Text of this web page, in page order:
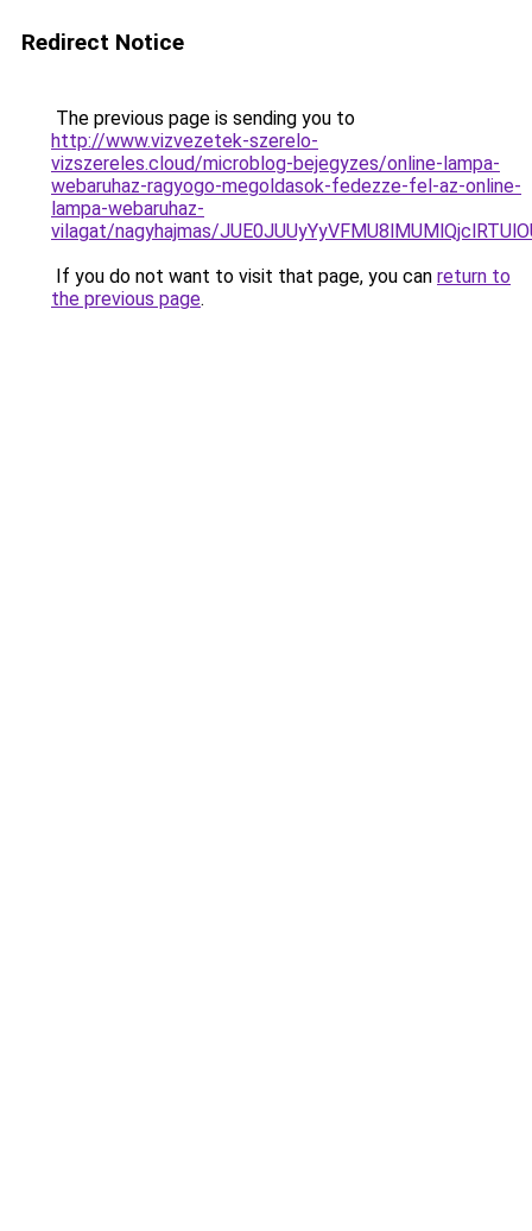
Redirect Notice
The previous page is sending you to
http://www.vizvezetek-szerelo-
vizszereles.cloud/microblog-bejegyzes/online-lampa-
webaruhaz-ragyogo-megoldasok-fedezze-fel-az-online-
lampa-webaruhaz-
vilagat/nagyhajmas/
If you do not want to visit that page, you can return to
the previous page.